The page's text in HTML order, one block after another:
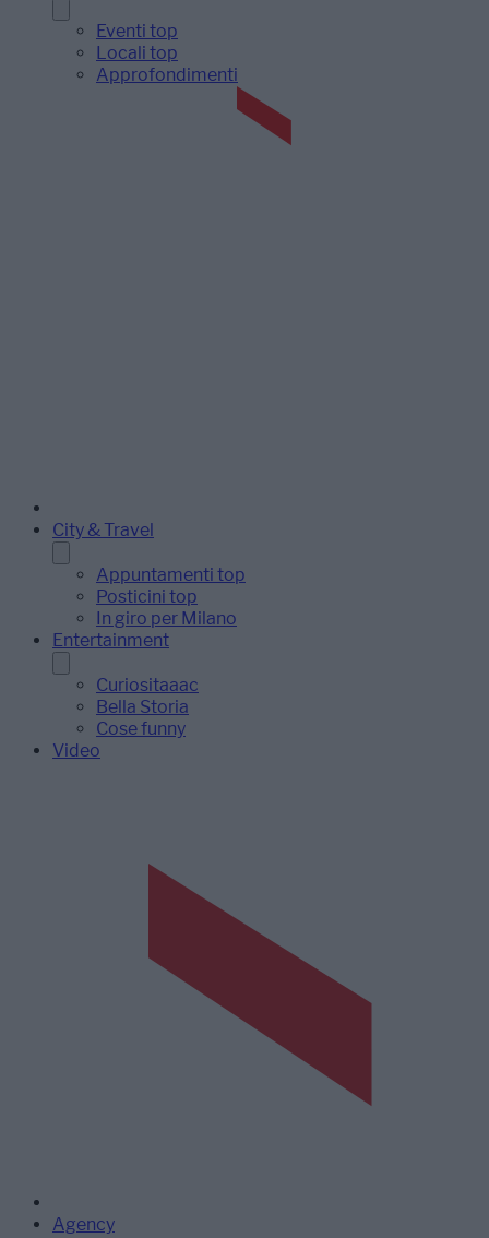
Eventi top
Locali top
Approfondimenti
City & Travel
Appuntamenti top
Posticini top
In giro per Milano
Entertainment
Curiositaaac
Bella Storia
Cose funny
Video
Agency